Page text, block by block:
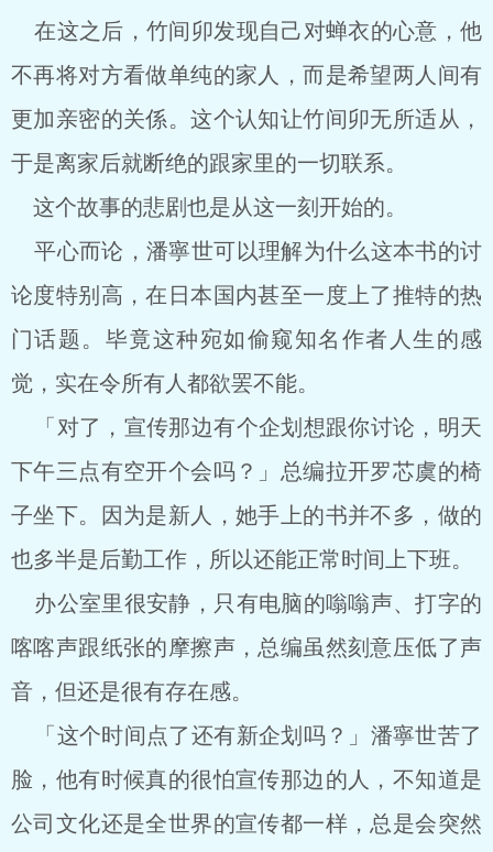
在这之后，竹间卯发现自己对蝉衣的心意，他
不再将对方看做单纯的家人，而是希望两人间有
更加亲密的关係。这个认知让竹间卯无所适从，
于是离家后就断绝的跟家里的一切联系。
这个故事的悲剧也是从这一刻开始的。
平心而论，潘寧世可以理解为什么这本书的讨
论度特别高，在日本国内甚至一度上了推特的热
门话题。毕竟这种宛如偷窥知名作者人生的感
觉，实在令所有人都欲罢不能。
「对了，宣传那边有个企划想跟你讨论，明天
下午三点有空开个会吗？」总编拉开罗芯虞的椅
子坐下。因为是新人，她手上的书并不多，做的
也多半是后勤工作，所以还能正常时间上下班。
办公室里很安静，只有电脑的嗡嗡声、打字的
喀喀声跟纸张的摩擦声，总编虽然刻意压低了声
音，但还是很有存在感。
「这个时间点了还有新企划吗？」潘寧世苦了
脸，他有时候真的很怕宣传那边的人，不知道是
公司文化还是全世界的宣传都一样，总是会突然